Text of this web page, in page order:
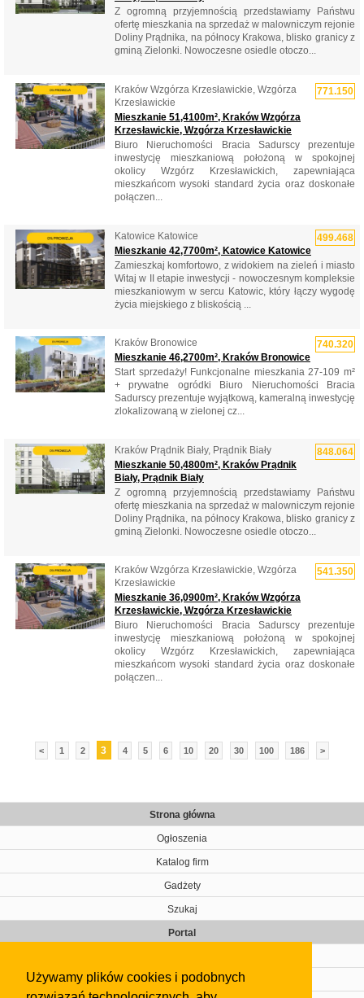
Używamy plików cookies i podobnych
Z ogromną przyjemnością przedstawiamy Państwu
ofertę mieszkania na sprzedaż w malowniczym rejonie
Doliny Prądnika, na północy Krakowa, blisko granicy z
gminą Zielonki. Nowoczesne osiedle otoczo...
771.150
Kraków Wzgórza Krzesławickie, Wzgórza
Krzesławickie
Mieszkanie 51,4100m², Kraków Wzgórza
Krzesławickie, Wzgórza Krzesławickie
Biuro Nieruchomości Bracia Sadurscy prezentuje
inwestycję mieszkaniową położoną w spokojnej
okolicy Wzgórz Krzesławickich, zapewniająca
mieszkańcom wysoki standard życia oraz doskonałe
połączen...
499.468
Katowice Katowice
Mieszkanie 42,7700m², Katowice Katowice
Zamieszkaj komfortowo, z widokiem na zieleń i miasto
Witaj w II etapie inwestycji - nowoczesnym kompleksie
mieszkaniowym w sercu Katowic, który łączy wygodę
życia miejskiego z bliskością ...
740.320
Kraków Bronowice
Mieszkanie 46,2700m², Kraków Bronowice
Start sprzedaży! Funkcjonalne mieszkania 27-109 m²
+ prywatne ogródki Biuro Nieruchomości Bracia
Sadurscy prezentuje wyjątkową, kameralną inwestycję
zlokalizowaną w zielonej cz...
848.064
Kraków Prądnik Biały, Prądnik Biały
Mieszkanie 50,4800m², Kraków Prądnik
Biały, Prądnik Biały
Z ogromną przyjemnością przedstawiamy Państwu
ofertę mieszkania na sprzedaż w malowniczym rejonie
Doliny Prądnika, na północy Krakowa, blisko granicy z
gminą Zielonki. Nowoczesne osiedle otoczo...
541.350
Kraków Wzgórza Krzesławickie, Wzgórza
Krzesławickie
Mieszkanie 36,0900m², Kraków Wzgórza
Krzesławickie, Wzgórza Krzesławickie
Biuro Nieruchomości Bracia Sadurscy prezentuje
inwestycję mieszkaniową położoną w spokojnej
okolicy Wzgórz Krzesławickich, zapewniająca
mieszkańcom wysoki standard życia oraz doskonałe
połączen...
< 1 2 3 4 5 6 10 20 30 100 186 >
Strona główna
Ogłoszenia
Katalog firm
Gadżety
Szukaj
Portal
Kontakt